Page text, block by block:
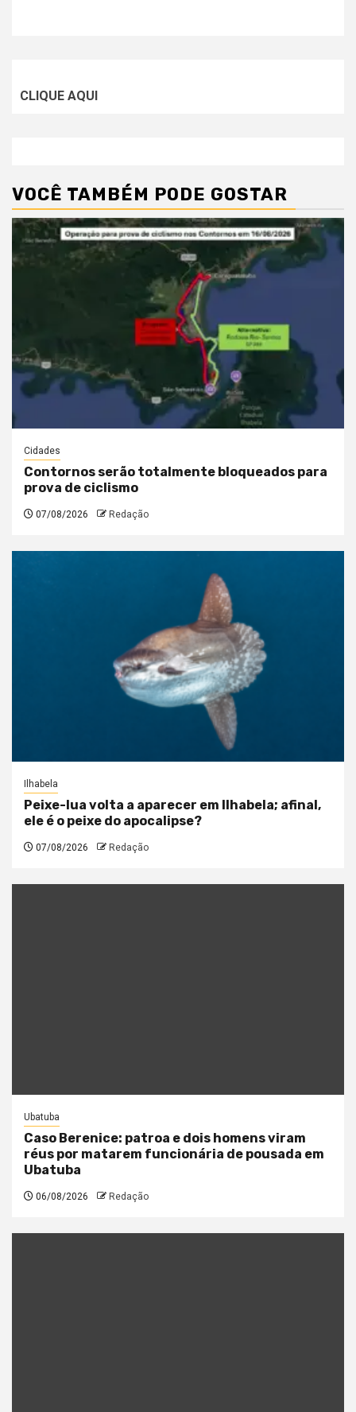
CLIQUE AQUI
VOCÊ TAMBÉM PODE GOSTAR
Cidades
Contornos serão totalmente bloqueados para
prova de ciclismo
07/08/2026 Redação
Ilhabela
Peixe-lua volta a aparecer em Ilhabela; afinal,
ele é o peixe do apocalipse?
07/08/2026 Redação
Ubatuba
Caso Berenice: patroa e dois homens viram
réus por matarem funcionária de pousada em
Ubatuba
06/08/2026 Redação